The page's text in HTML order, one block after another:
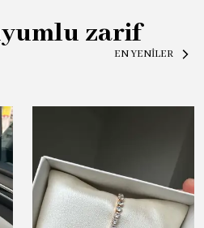
zarif
EN YENİLER